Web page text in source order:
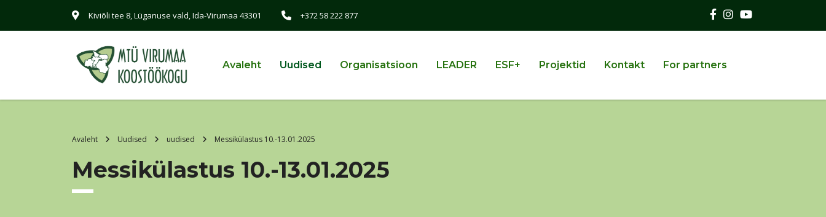
Kiviõli tee 8, Lüganuse vald, Ida-Virumaa 43301 +372 58 222 877
Avaleht Uudised Organisatsioon LEADER ESF+ Projektid Kontakt For partners
Avaleht Uudised uudised Messikülastus 10.-13.01.2025
Messikülastus 10.-13.01.2025